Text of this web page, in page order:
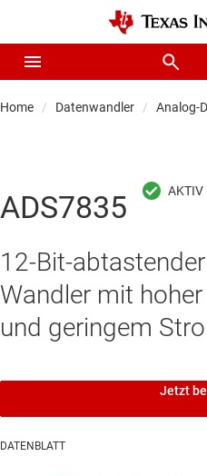
Home Datenwandler Analog-
ADS7835
12-Bit-
Wandler mit
und geringem
Jetzt
DATENBLATT